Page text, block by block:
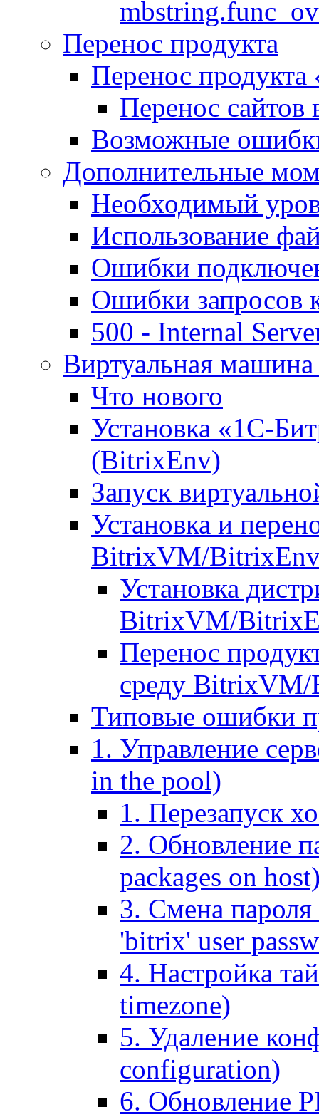
Перенос продукта
Перенос продукта
Перенос сайтов
Возможные
Дополнительные
Необходимый
Использование
Ошибки
Ошибки запросов
500 - Internal
Виртуальная
Что нового
Установка «1С-
(BitrixEnv)
Запуск
Установка и
BitrixVM/
Установка
BitrixVM/
Перенос
среду
Типовые ошибки
1. Управление
in the pool)
1. Перезапуск
2. Обновление
packages on
3. Смена пароля
'bitrix' user
4. Настройка
timezone)
5. Удаление
configuration)
6. Обновление